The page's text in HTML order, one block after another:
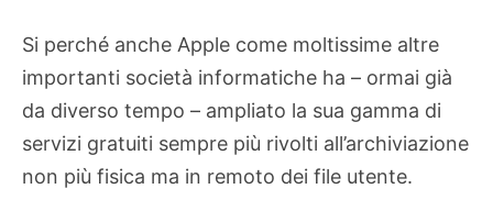
Si perché anche Apple come moltissime altre
importanti società informatiche ha – ormai già
da diverso tempo – ampliato la sua gamma di
servizi gratuiti sempre più rivolti all’archiviazione
non più fisica ma in remoto dei file utente.